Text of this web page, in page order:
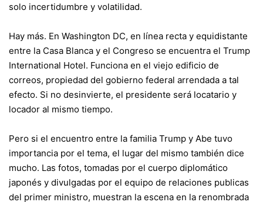
solo incertidumbre y volatilidad.
Hay más. En Washington DC, en línea recta y equidistante
entre la Casa Blanca y el Congreso se encuentra el Trump
International Hotel. Funciona en el viejo edificio de
correos, propiedad del gobierno federal arrendada a tal
efecto. Si no desinvierte, el presidente será locatario y
locador al mismo tiempo.
Pero si el encuentro entre la familia Trump y Abe tuvo
importancia por el tema, el lugar del mismo también dice
mucho. Las fotos, tomadas por el cuerpo diplomático
japonés y divulgadas por el equipo de relaciones publicas
del primer ministro, muestran la escena en la renombrada